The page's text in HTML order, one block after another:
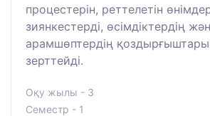
процестерін, реттелетін
зиянкестерді, өсімдіктердің
арамшөптердің
зерттейді.
Оқу жылы - 3
Семестр - 1